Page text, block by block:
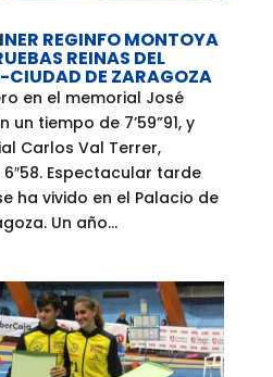
REGINFO MONTOYA
REINAS DEL
CIUDAD DE ZARAGOZA
en el memorial José
un tiempo de 7’59”91, y
Carlos Val Terrer,
Espectacular tarde
ha vivido en el Palacio de
Un año...